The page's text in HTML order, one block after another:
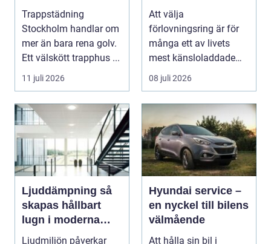
trivsamma
trapphus
Trappstädning
Stockholm handlar om
mer än bara rena golv.
Ett välskött trapphus ...
11 juli 2026
Att välja
förlovningsring är för
många ett av livets
mest känsloladdade
beslut. Ringen ska
spegla kä...
08 juli 2026
Ljuddämpning så
skapas hållbart
lugn i moderna
lokaler
Ljudmiljön påverkar
Hyundai service –
en nyckel till bilens
välmående
Att hålla sin bil i